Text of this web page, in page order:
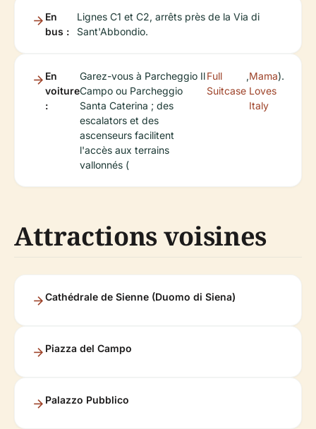
En
bus :
Lignes C1 et C2, arrêts près de la Via di
Sant'Abbondio.
En
voiture
:
Garez-vous à Parcheggio Il
Campo ou Parcheggio
Santa Caterina ; des
escalators et des
ascenseurs facilitent
l'accès aux terrains
vallonnés (
Full
Suitcase
,Mama
Loves
Italy
).
Attractions voisines
Cathédrale de Sienne (Duomo di Siena)
Piazza del Campo
Palazzo Pubblico